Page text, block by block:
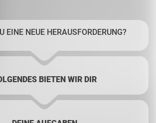
EINE NEUE HERAUSFORDERUNG?
BIETEN WIR DIR